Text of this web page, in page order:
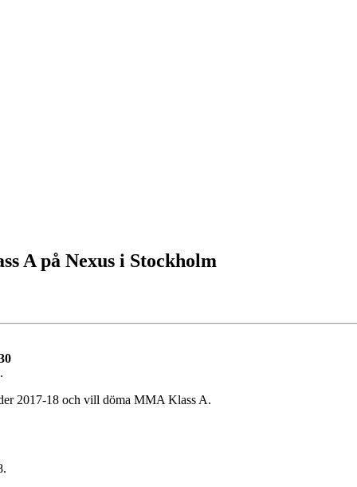
A på Nexus i Stockholm
2017-18 och vill döma MMA Klass A.